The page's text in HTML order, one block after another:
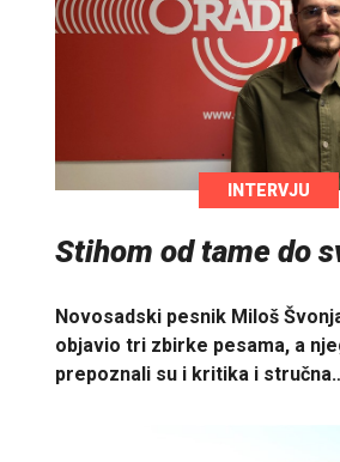
INTERVJU
Stihom od tame do
Novosadski pesnik Miloš
objavio tri zbirke pesama, a
prepoznali su i kritika i